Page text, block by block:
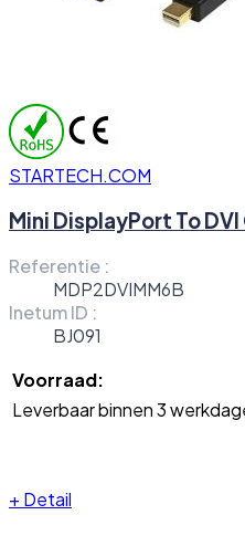
STARTECH.COM
Mini DisplayPort To
Referentie :
MDP2DVIMM6B
Inetum ID :
BJ091
Voorraad:
Leverbaar binnen 3
+ Detail